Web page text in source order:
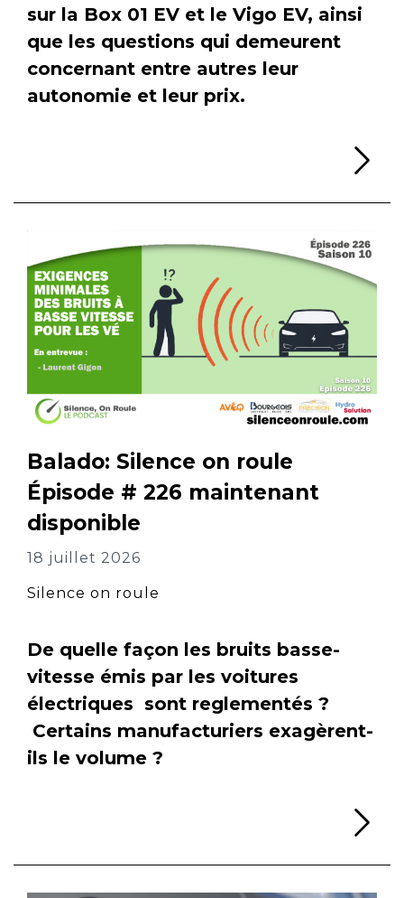
sur la Box 01 EV et le Vigo EV, ainsi
que les questions qui demeurent
concernant entre autres leur
autonomie et leur prix.
Balado: Silence on roule
Épisode # 226 maintenant
disponible
18 juillet 2026
Silence on roule
De quelle façon les bruits basse-
vitesse émis par les voitures
électriques sont reglementés ?
Certains manufacturiers exagèrent-
ils le volume ?